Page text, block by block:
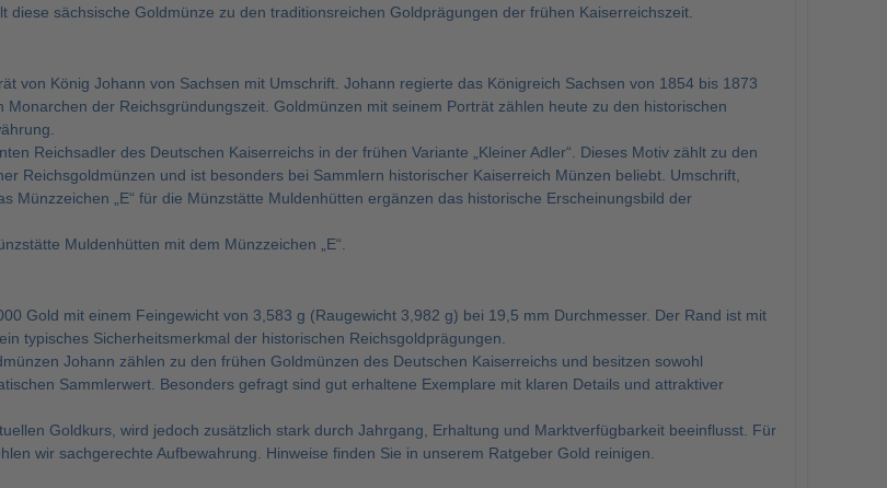
diese sächsische Goldmünze zu den traditionsreichen Goldprägungen der frühen Kaiserreichszeit.
von König Johann von Sachsen mit Umschrift. Johann regierte das Königreich Sachsen von 1854 bis 1873
Monarchen der Reichsgründungszeit. Goldmünzen mit seinem Porträt zählen heute zu den historischen
Reichsadler des Deutschen Kaiserreichs in der frühen Variante „Kleiner Adler“. Dieses Motiv zählt zu den
Reichsgoldmünzen und ist besonders bei Sammlern historischer Kaiserreich Münzen beliebt. Umschrift,
Münzzeichen „E“ für die Münzstätte Muldenhütten ergänzen das historische Erscheinungsbild der
Muldenhütten mit dem Münzzeichen „E“.
Gold mit einem Feingewicht von 3,583 g (Raugewicht 3,982 g) bei 19,5 mm Durchmesser. Der Rand ist mit
typisches Sicherheitsmerkmal der historischen Reichsgoldprägungen.
Johann zählen zu den frühen Goldmünzen des Deutschen Kaiserreichs und besitzen sowohl
Sammlerwert. Besonders gefragt sind gut erhaltene Exemplare mit klaren Details und attraktiver
Goldkurs, wird jedoch zusätzlich stark durch Jahrgang, Erhaltung und Marktverfügbarkeit beeinflusst. Für
wir sachgerechte Aufbewahrung. Hinweise finden Sie in unserem Ratgeber Gold reinigen.